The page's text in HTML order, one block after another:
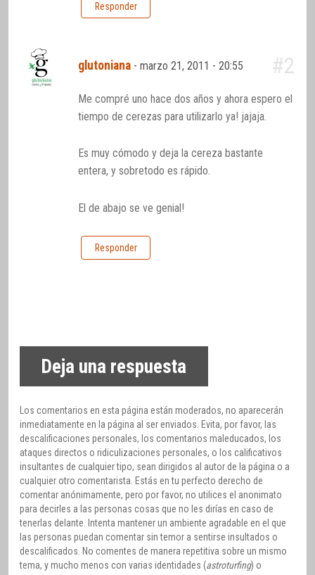
Responder
glutoniana -marzo 21, 2011 - 20:55 #2
Me compré uno hace dos años y ahora espero el
tiempo de cerezas para utilizarlo ya! jajaja.
Es muy cómodo y deja la cereza bastante
entera, y sobretodo es rápido.
El de abajo se ve genial!
Responder
Deja una respuesta
Los comentarios en esta página están moderados, no aparecerán
inmediatamente en la página al ser enviados. Evita, por favor, las
descalificaciones personales, los comentarios maleducados, los
ataques directos o ridiculizaciones personales, o los calificativos
insultantes de cualquier tipo, sean dirigidos al autor de la página o a
cualquier otro comentarista. Estás en tu perfecto derecho de
comentar anónimamente, pero por favor, no utilices el anonimato
para decirles a las personas cosas que no les dirías en caso de
tenerlas delante. Intenta mantener un ambiente agradable en el que
las personas puedan comentar sin temor a sentirse insultados o
descalificados. No comentes de manera repetitiva sobre un mismo
tema, y mucho menos con varias identidades (astroturfing) o